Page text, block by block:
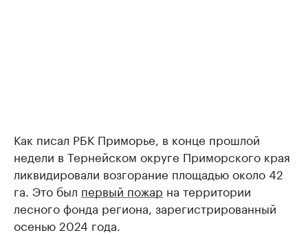
Как писал РБК Приморье, в конце прошлой
недели в Тернейском округе Приморского края
ликвидировали возгорание площадью около 42
га. Это был первый пожар на территории
лесного фонда региона, зарегистрированный
осенью 2024 года.